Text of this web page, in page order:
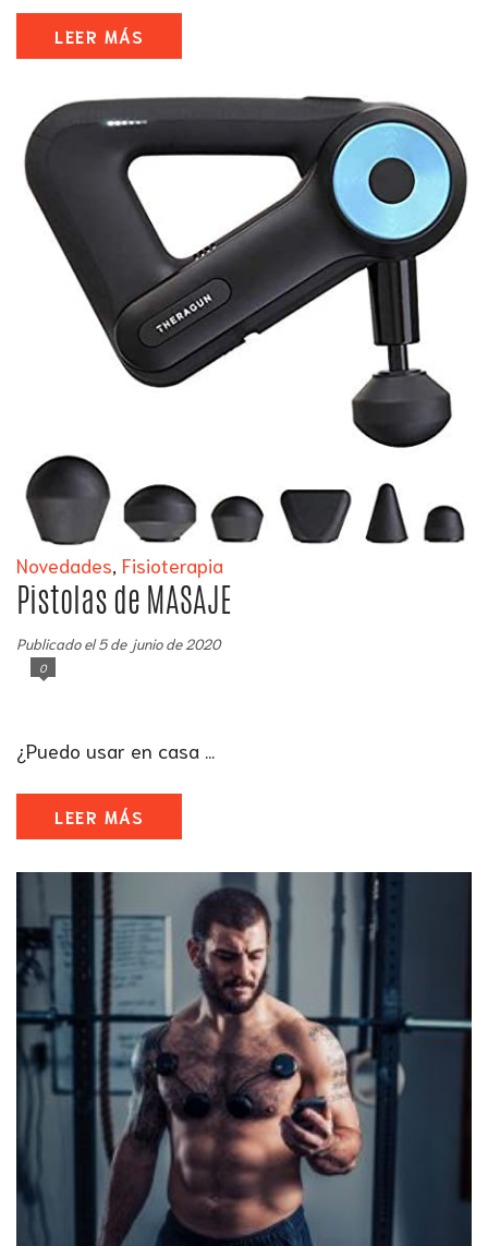
LEER MÁS
Novedades, Fisioterapia
Pistolas de MASAJE
Publicado el 5 de junio de 2020
0
¿Puedo usar en casa ...
LEER MÁS